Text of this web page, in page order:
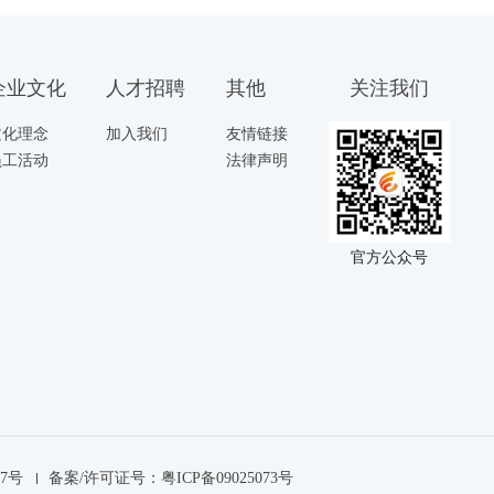
业文化
理念
活动
人才招聘
加入我们
其他
友情链接
法律声明
关注我们
官方公众号
号 备案/许可证号：粤ICP备09025073号